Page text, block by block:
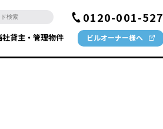
0120-001-527
社貸主・管理物件 ビルオーナー様へ